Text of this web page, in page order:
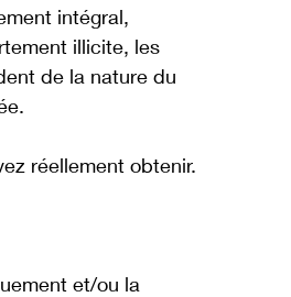
intégral,
illicite, les
de la nature du
réellement obtenir.
et/ou la